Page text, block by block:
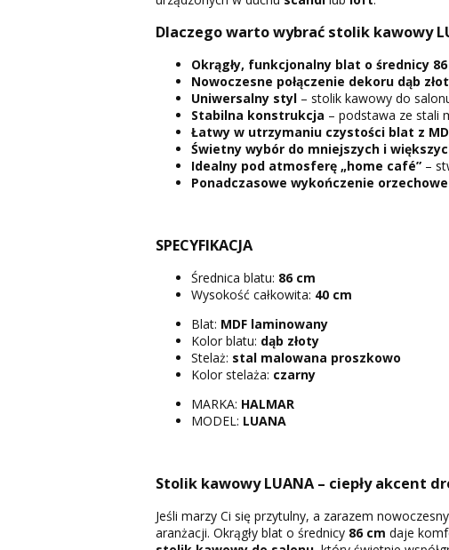
Dlaczego warto wybrać stolik kawowy
Okrągły, funkcjonalny blat o średnicy
Nowoczesne połączenie dekoru dąb
Uniwersalny styl– stolik kawowy do
Stabilna konstrukcja – podstawa ze stali
Łatwy w utrzymaniu czystości blat z
Świetny wybór do mniejszych i
Idealny pod atmosferę „home café”–
Ponadczasowe wykończenie
SPECYFIKACJA
Średnica blatu: 86 cm
Wysokość całkowita: 40 cm
Blat: MDF laminowany
Kolor blatu: dąb złoty
Stelaż: stal malowana proszkowo
Kolor stelaża: czarny
MARKA: HALMAR
MODEL: LUANA
Stolik kawowy LUANA – ciepły akcent
Jeśli marzy Ci się przytulny, a zarazem
aranżacji. Okrągły blat o średnicy 86 cm daje